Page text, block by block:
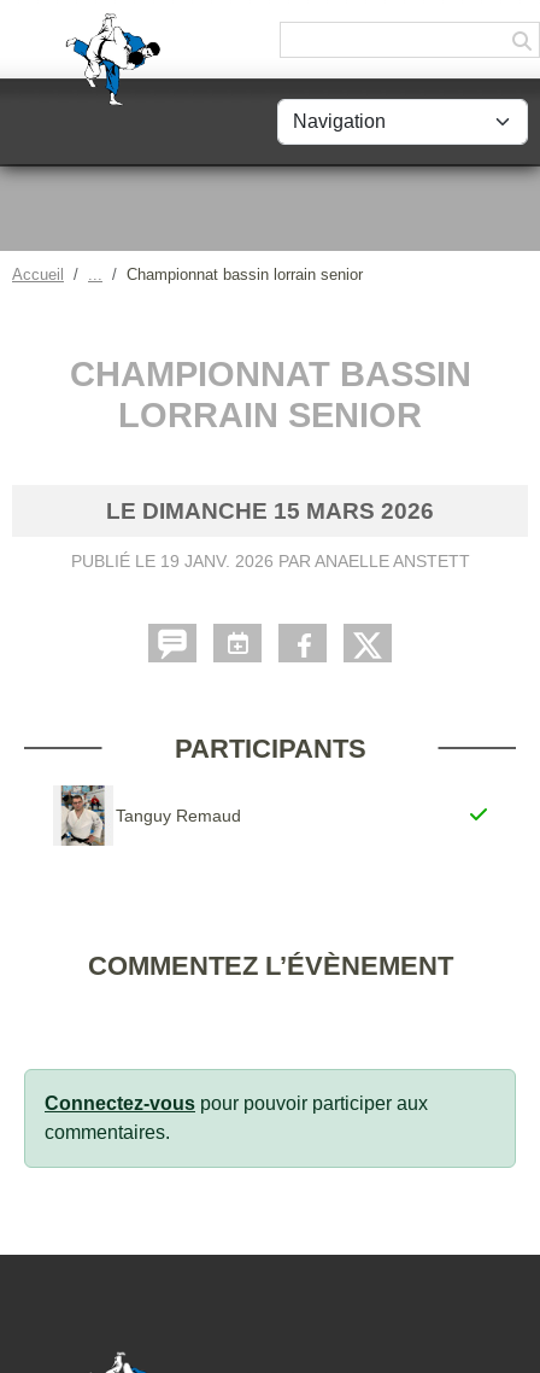
Accueil Championnat bassin lorrain senior
CHAMPIONNAT BASSIN
LORRAIN SENIOR
LE DIMANCHE 15 MARS 2026
PUBLIÉ LE 19 JANV. 2026 PAR ANAELLE ANSTETT
PARTICIPANTS
Tanguy Remaud
COMMENTEZ L’ÉVÈNEMENT
Connectez-vous pour pouvoir participer aux
commentaires.
Panneau de gestion des cookies